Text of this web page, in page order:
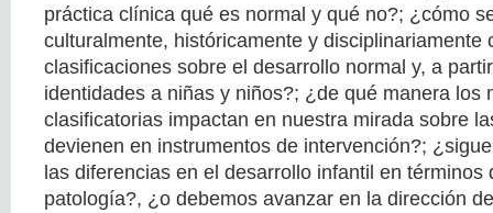
práctica clínica qué es normal y qué no?; ¿cómo
culturalmente, históricamente y disciplinariamente
clasificaciones sobre el desarrollo normal y, a
identidades a niñas y niños?; ¿de qué manera los
clasificatorias impactan en nuestra mirada sobre
devienen en instrumentos de intervención?;
las diferencias en el desarrollo infantil en términos
patología?, ¿o debemos avanzar en la dirección